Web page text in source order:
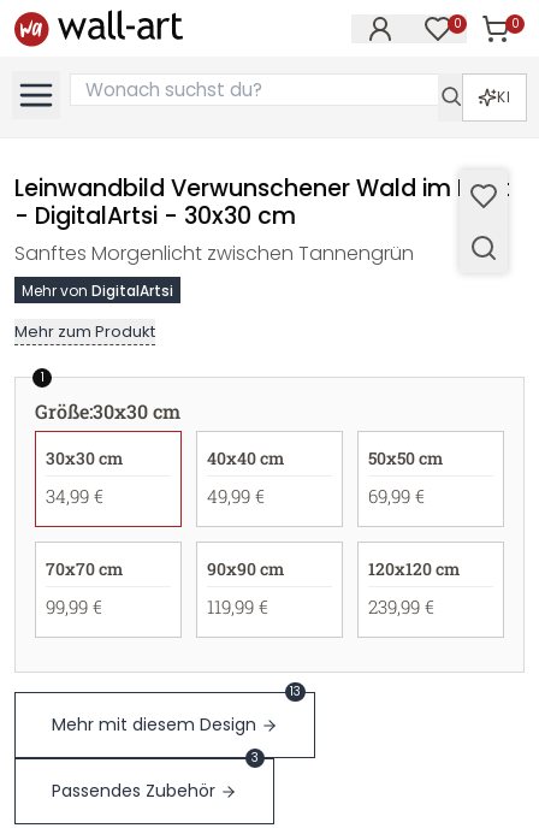
0 0
KI
Leinwandbild Verwunschener Wald im Licht
- DigitalArtsi - 30x30 cm
Sanftes Morgenlicht zwischen Tannengrün
Mehr von DigitalArtsi
Mehr zum Produkt
1
Größe:30x30 cm
30x30 cm
34,99 €
40x40 cm
49,99 €
50x50 cm
69,99 €
70x70 cm
99,99 €
90x90 cm
119,99 €
120x120 cm
239,99 €
Mehr mit diesem Design
13
Passendes Zubehör
3